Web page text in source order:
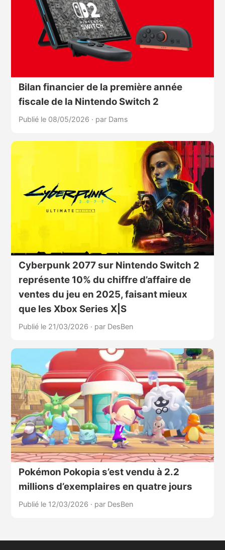
Bilan financier de la première année
fiscale de la Nintendo Switch 2
Publié le 08/05/2026 · par Dams
Cyberpunk 2077 sur Nintendo Switch 2
représente 10% du chiffre d’affaire de
ventes du jeu en 2025, faisant mieux
que les Xbox Series X|S
Publié le 21/03/2026 · par DesBen
Pokémon Pokopia s’est vendu à 2.2
millions d’exemplaires en quatre jours
Publié le 12/03/2026 · par DesBen